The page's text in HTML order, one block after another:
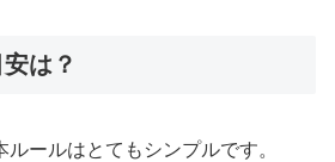
は？
ールはとてもシンプルです。